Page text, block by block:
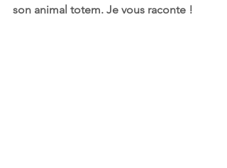
son animal totem. Je vous raconte !